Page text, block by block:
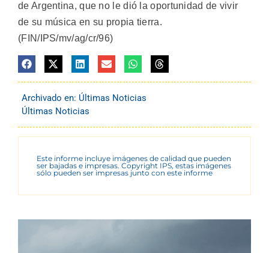
de Argentina, que no le dió la oportunidad de vivir
de su música en su propia tierra.
(FIN/IPS/mv/ag/cr/96)
Archivado en: Últimas Noticias
Últimas Noticias
Este informe incluye imágenes de calidad que pueden
ser bajadas e impresas. Copyright IPS, estas imágenes
sólo pueden ser impresas junto con este informe